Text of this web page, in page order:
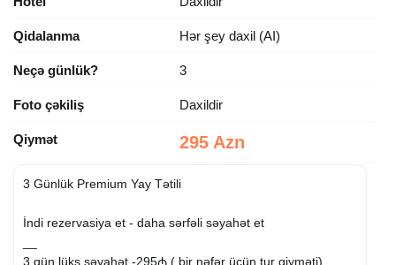
Qidalanma Hər şey daxil (AI)
Neçə günlük? 3
Foto çəkiliş Daxildir
Qiymət 295 Azn
3 Günlük Premium Yay Tətili
İndi rezervasiya et - daha sərfəli səyahət et
3 gün lüks səyahət -295₼ ( bir nəfər üçün tur qiyməti)